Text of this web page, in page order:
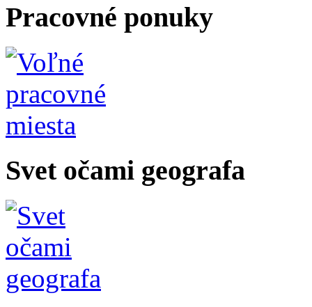
Pracovné ponuky
Svet očami geografa